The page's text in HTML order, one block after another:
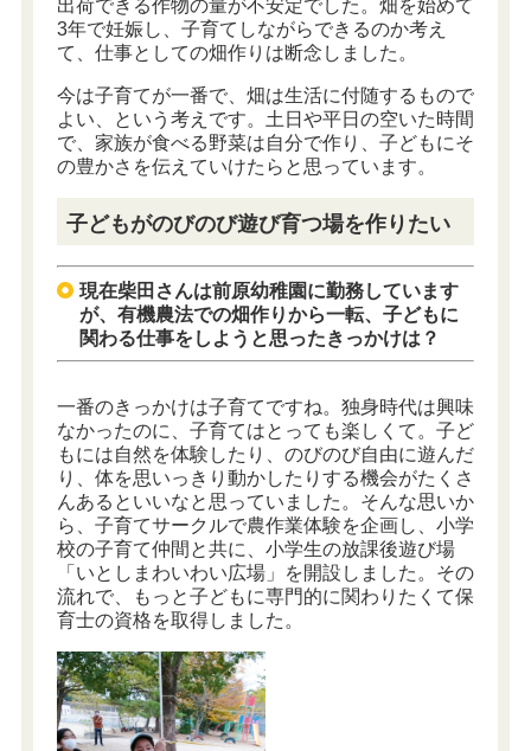
出荷できる作物の量が不安定でした。畑を始めて
3年で妊娠し、子育てしながらできるのか考え
て、仕事としての畑作りは断念しました。
今は子育てが一番で、畑は生活に付随するもので
よい、という考えです。土日や平日の空いた時間
で、家族が食べる野菜は自分で作り、子どもにそ
の豊かさを伝えていけたらと思っています。
子どもがのびのび遊び育つ場を作りたい
現在柴田さんは前原幼稚園に勤務しています
が、有機農法での畑作りから一転、子どもに
関わる仕事をしようと思ったきっかけは？
一番のきっかけは子育てですね。独身時代は興味
なかったのに、子育てはとっても楽しくて。子ど
もには自然を体験したり、のびのび自由に遊んだ
り、体を思いっきり動かしたりする機会がたくさ
んあるといいなと思っていました。そんな思いか
ら、子育てサークルで農作業体験を企画し、小学
校の子育て仲間と共に、小学生の放課後遊び場
「いとしまわいわい広場」を開設しました。その
流れで、もっと子どもに専門的に関わりたくて保
育士の資格を取得しました。